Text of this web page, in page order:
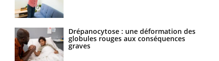
Drépanocytose : une déformation des
globules rouges aux conséquences
graves